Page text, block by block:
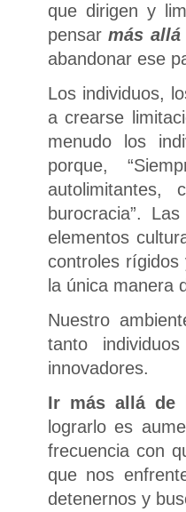
que dirigen y
pensarmás
abandonar ese
Los individuos,
a crearse
menudo los
porque,
burocracia”.
elementos
controles
la única manera
Nuestro
tanto
innovadores.
Ir más allá de
lograrlo es
frecuencia con
que nos
detenernos y